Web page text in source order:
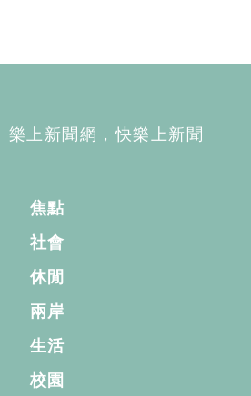
樂上新聞網，快樂上新聞
焦點
社會
休閒
兩岸
生活
校園